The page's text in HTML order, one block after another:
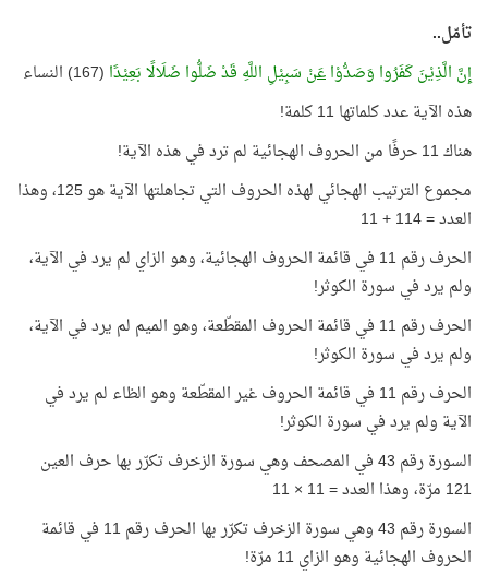
تأمّل..
إِنَّ الَّذِيْنَ كَفَرُوا وَصَدُّوْاعَنْ سَبِيْلِ اللَّهِ قَدْ ضَلُّوا ضَلَالًا بَعِيْدًا (167) النساء
هذه الآية عدد كلماتها 11 كلمة!
هناك 11 حرفًا من الحروف الهجائية لم ترد في هذه الآية!
مجموع الترتيب الهجائي لهذه الحروف التي تجاهلتها الآية هو 125، وهذا
العدد = 114 + 11
الحرف رقم 11 في قائمة الحروف الهجائية، وهو الزاي لم يرد في الآية،
ولم يرد في سورة الكوثر!
الحرف رقم 11 في قائمة الحروف المقطّعة، وهو الميم لم يرد في الآية،
ولم يرد في سورة الكوثر!
الحرف رقم 11 في قائمة الحروف غير المقطّعة وهو الظاء لم يرد في
الآية ولم يرد في سورة الكوثر!
السورة رقم 43 في المصحف وهي سورة الزخرف تكرّر بها حرف العين
121 مرّة، وهذا العدد = 11 × 11
السورة رقم 43 وهي سورة الزخرف تكرّر بها الحرف رقم 11 في قائمة
الحروف الهجائية وهو الزاي 11 مرّة!